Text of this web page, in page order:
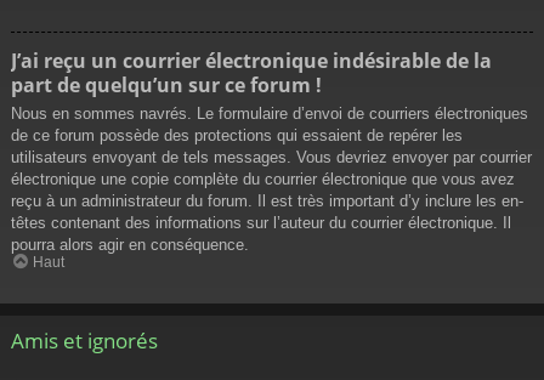
J’ai reçu un courrier électronique indésirable de la
part de quelqu’un sur ce forum !
Nous en sommes navrés. Le formulaire d’envoi de courriers électroniques
de ce forum possède des protections qui essaient de repérer les
utilisateurs envoyant de tels messages. Vous devriez envoyer par courrier
électronique une copie complète du courrier électronique que vous avez
reçu à un administrateur du forum. Il est très important d’y inclure les en-
têtes contenant des informations sur l’auteur du courrier électronique. Il
pourra alors agir en conséquence.
Haut
Amis et ignorés